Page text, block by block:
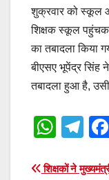
शुक्रवार को स्कूल
शिक्षक स्कूल
का तबादला किया
बीएसए भूपेंद्र सिंह
तबादला हुआ है,
W
at
T
e
Post
शिक्षकों ने